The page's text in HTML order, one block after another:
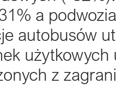
a
autobusów
z